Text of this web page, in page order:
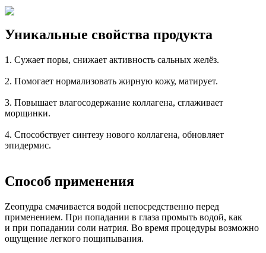
Уникальные свойства продукта
1. Сужает поры, снижает активность сальных желёз.
2. Помогает нормализовать жирную кожу, матирует.
3. Повышает влагосодержание коллагена, сглаживает
морщинки.
4. Способствует синтезу нового коллагена, обновляет
эпидермис.
Способ применения
Zеопудра смачивается водой непосредственно перед
применением. При попадании в глаза промыть водой, как
и при попадании соли натрия. Во время процедуры возможно
ощущение легкого пощипывания.